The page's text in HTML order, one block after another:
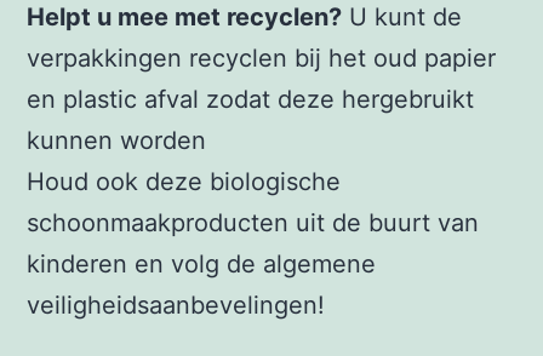
Helpt u mee met recyclen? U kunt de
verpakkingen recyclen bij het oud papier
en plastic afval zodat deze hergebruikt
kunnen worden
Houd ook deze biologische
schoonmaakproducten uit de buurt van
kinderen en volg de algemene
veiligheidsaanbevelingen!